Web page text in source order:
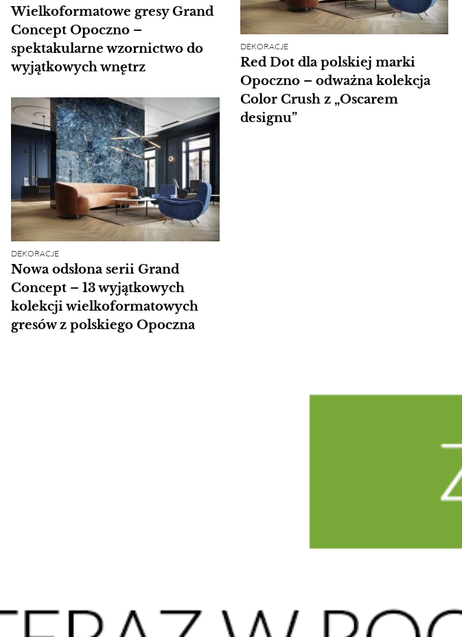
Wielkoformatowe gresy Grand
Concept Opoczno –
spektakularne wzornictwo do
wyjątkowych wnętrz
DEKORACJE
Red Dot dla polskiej marki
Opoczno – odważna kolekcja
Color Crush z „Oscarem
designu”
DEKORACJE
Nowa odsłona serii Grand
Concept – 13 wyjątkowych
kolekcji wielkoformatowych
gresów z polskiego Opoczna